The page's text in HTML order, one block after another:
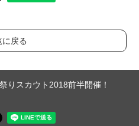
に戻る
りスカウト2018前半開催！